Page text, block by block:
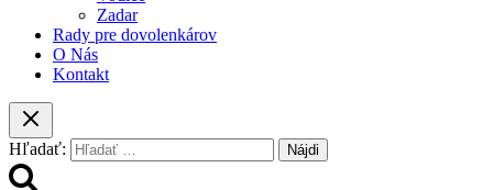
Zadar
Rady pre dovolenkárov
O Nás
Kontakt
Hľadať: